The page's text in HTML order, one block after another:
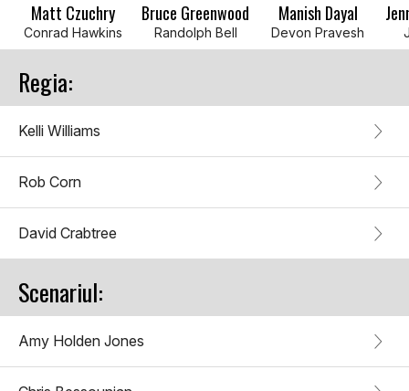
Matt Czuchry
Conrad Hawkins
Bruce Greenwood
Randolph Bell
Manish Dayal
Devon Pravesh
Regia:
Kelli Williams
Rob Corn
David Crabtree
Scenariul:
Amy Holden Jones